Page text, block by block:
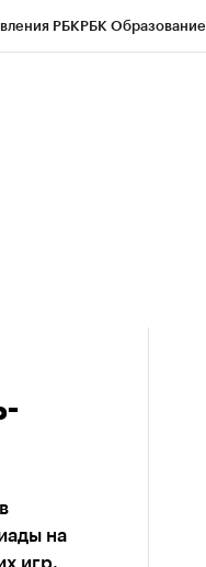
РБКРБК Образование
на
игр.